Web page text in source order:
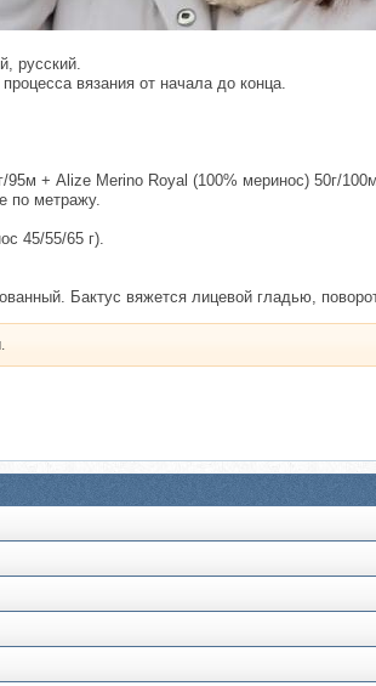
русский.
вязания от начала до конца.
+ Alize Merino Royal (100% меринос) 50г/
по метражу.
45/55/65 г).
Бактус вяжется лицевой гладью,